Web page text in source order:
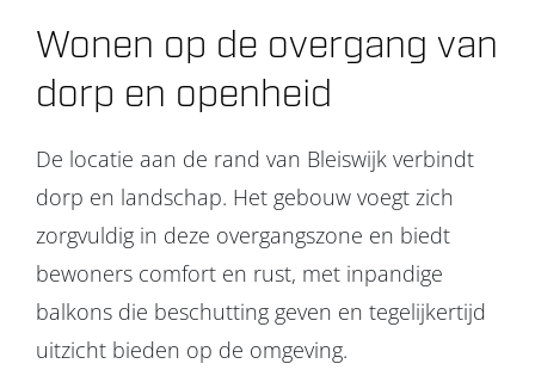
Wonen op de overgang van
dorp en openheid
De locatie aan de rand van Bleiswijk verbindt
dorp en landschap. Het gebouw voegt zich
zorgvuldig in deze overgangszone en biedt
bewoners comfort en rust, met inpandige
balkons die beschutting geven en tegelijkertijd
uitzicht bieden op de omgeving.